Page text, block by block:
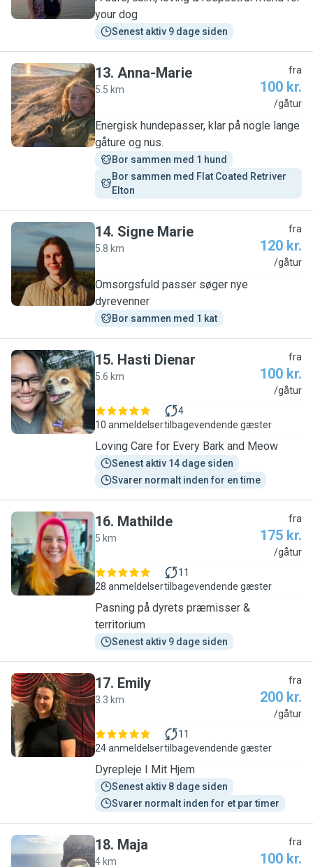
your dog
Senest aktiv 9 dage siden
A
13. Anna-Marie
5.5 km
fra
100 kr.
/gåtur
Energisk hundepasser, klar på nogle lange
gåture og nus.
Bor sammen med 1 hund
Bor sammen med Flat Coated Retriver
Elton
S
14. Signe Marie
5.8 km
fra
120 kr.
/gåtur
Omsorgsfuld passer søger nye
dyrevenner
Bor sammen med 1 kat
H
15. Hasti Dienar
5.6 km
fra
100 kr.
/gåtur
10 anmeldelser
4
tilbagevendende gæster
Loving Care for Every Bark and Meow
Senest aktiv 14 dage siden
Svarer normalt inden for en time
M
16. Mathilde
5 km
fra
175 kr.
/gåtur
28 anmeldelser
11
tilbagevendende gæster
Pasning på dyrets præmisser &
territorium
Senest aktiv 9 dage siden
E
17. Emily
3.3 km
fra
200 kr.
/gåtur
24 anmeldelser
11
tilbagevendende gæster
Dyrepleje I Mit Hjem
Senest aktiv 8 dage siden
Svarer normalt inden for et par timer
18. Maja
4 km
fra
100 kr.